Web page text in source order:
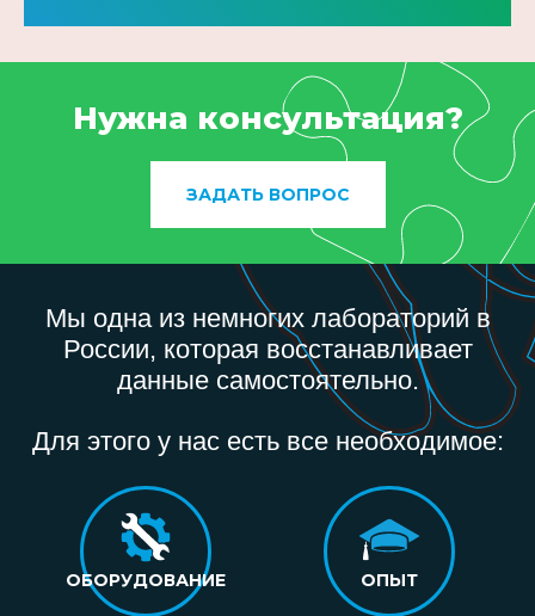
Нужна консультация?
ЗАДАТЬ ВОПРОС
Мы одна из немногих лабораторий в
России, которая восстанавливает
данные самостоятельно.
Для этого у нас есть все необходимое:
ОБОРУДОВАНИЕ ОПЫТ